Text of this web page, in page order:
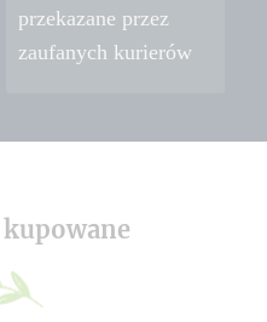
przekazane przez
zaufanych kurierów